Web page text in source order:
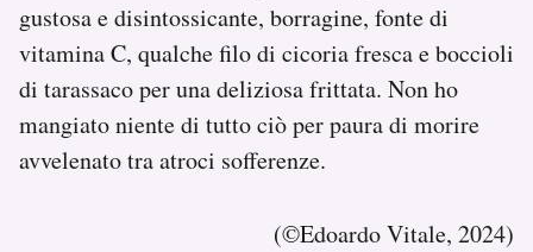
gustosa e disintossicante, borragine, fonte di
vitamina C, qualche filo di cicoria fresca e boccioli
di tarassaco per una deliziosa frittata. Non ho
mangiato niente di tutto ciò per paura di morire
avvelenato tra atroci sofferenze.
(©Edoardo Vitale, 2024)